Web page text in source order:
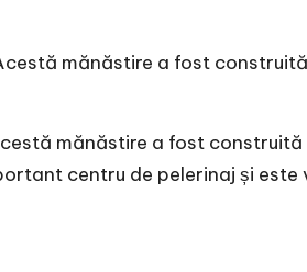
mănăstire a fost
mănăstire a fost construită
centru de pelerinaj și este